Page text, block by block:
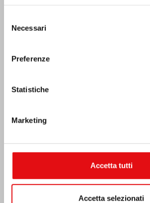
delNecessari
Preferenze
Statistiche
Marketing
Accetta tutti
Accetta selezionati
MESSICO: ASSEMBLEA